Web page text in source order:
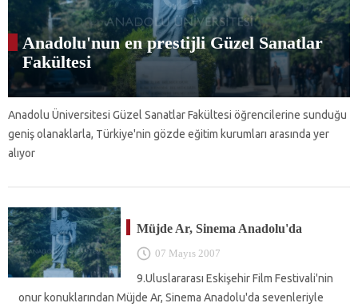
Anadolu'nun en prestijli Güzel Sanatlar
Fakültesi
Anadolu Üniversitesi Güzel Sanatlar Fakültesi öğrencilerine sunduğu
geniş olanaklarla, Türkiye'nin gözde eğitim kurumları arasında yer
alıyor
Müjde Ar, Sinema Anadolu'da
07 Mayıs 2007
9.Uluslararası Eskişehir Film Festivali'nin
onur konuklarından Müjde Ar, Sinema Anadolu'da sevenleriyle